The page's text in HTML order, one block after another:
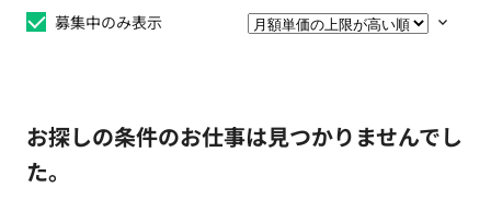
募集中のみ表示
お探しの条件のお仕事は見つかりませんでし
た。